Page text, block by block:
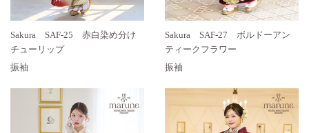
Sakura SAF-25 赤白染め分け
チューリップ
振袖
Sakura SAF-27 ボルドーアン
ティークフラワー
振袖